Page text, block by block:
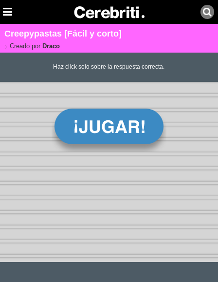
Creepypastas [Fácil y corto]
Creado por: Draco
Haz click solo sobre la respuesta correcta.